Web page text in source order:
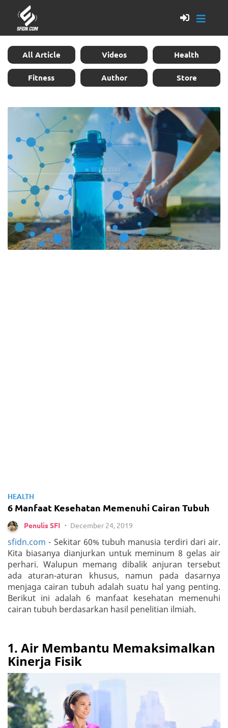
All Article Videos Health
Fitness Author Store
HEALTH
6 Manfaat Kesehatan Memenuhi Cairan Tubuh
Penulis SFI • December 24, 2019
sfidn.com - Sekitar 60% tubuh manusia terdiri dari air.
Kita biasanya dianjurkan untuk meminum 8 gelas air
perhari. Walupun memang dibalik anjuran tersebut
ada aturan-aturan khusus, namun pada dasarnya
menjaga cairan tubuh adalah suatu hal yang penting.
Berikut ini adalah 6 manfaat kesehatan memenuhi
cairan tubuh berdasarkan hasil penelitian ilmiah.
1. Air Membantu Memaksimalkan
Kinerja Fisik